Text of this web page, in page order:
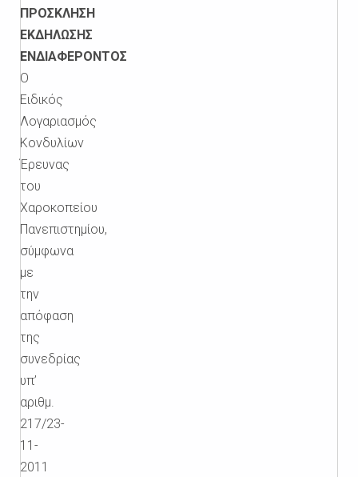
ΠΡΟΣΚΛΗΣΗ
ΕΚΔΗΛΩΣΗΣ
ΕΝΔΙΑΦΕΡΟΝΤΟΣ
Ο
Ειδικός
Λογαριασμός
Κονδυλίων
Έρευνας
του
Χαροκοπείου
Πανεπιστημίου,
σύμφωνα
με
την
απόφαση
της
συνεδρίας
υπ’
αριθμ.
217/23-
11-
2011